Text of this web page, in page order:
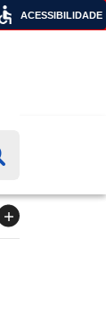
ACESSIBILIDADE